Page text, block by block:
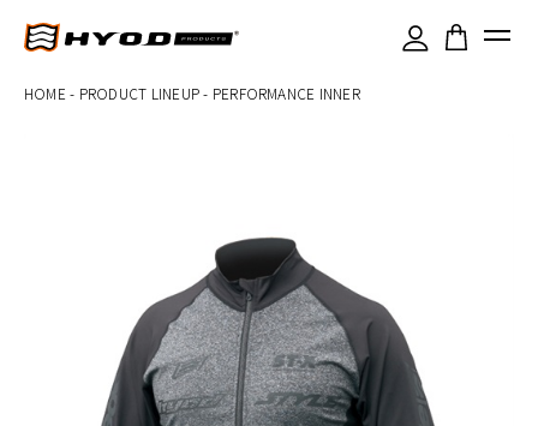
HOME - PRODUCT LINEUP- PERFORMANCE INNER ×